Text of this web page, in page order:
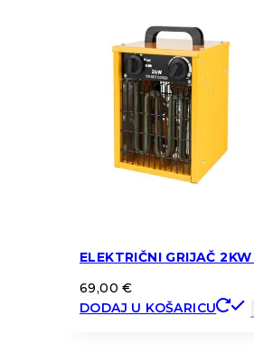
ELEKTRIČNI GRIJAČ
69,00€
DODAJ U KOŠARICU